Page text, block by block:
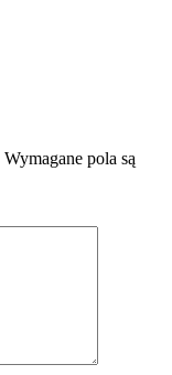
Wymagane pola są